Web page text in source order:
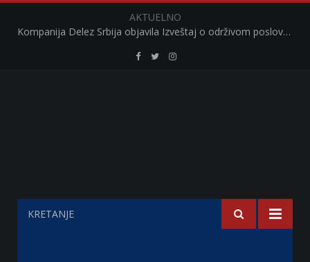
AKTUELNO
Kompanija Delez Srbija objavila Izveštaj o održivom poslovanju za 2025. godinu Briga o zajednici kroz program „Hrana za sve“ i edukaciju učenika
RetailRetailRetail
KRETANJE